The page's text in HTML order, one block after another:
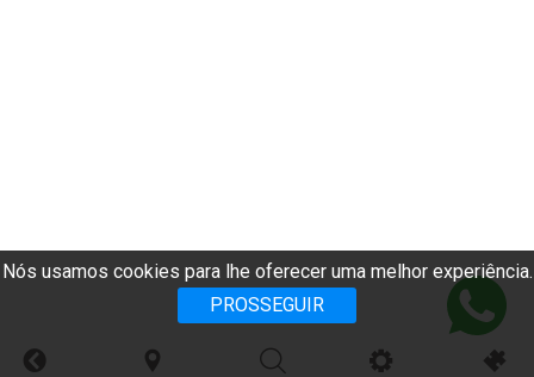
Nós usamos cookies para lhe oferecer uma melhor experiência.
PROSSEGUIR